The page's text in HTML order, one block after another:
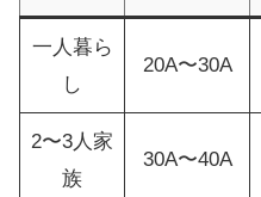
一人暮ら
し
20A〜30A
2〜3人家
族
30A〜40A